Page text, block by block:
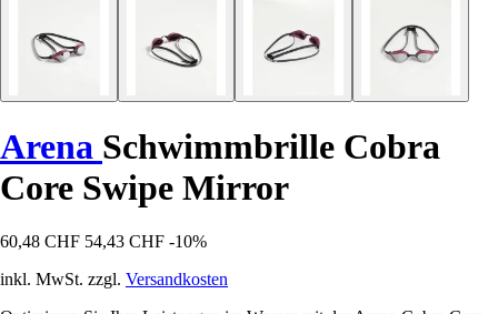
Arena Schwimmbrille Cobra
Core Swipe Mirror
60,48 CHF 54,43 CHF -10%
inkl. MwSt. zzgl. Versandkosten